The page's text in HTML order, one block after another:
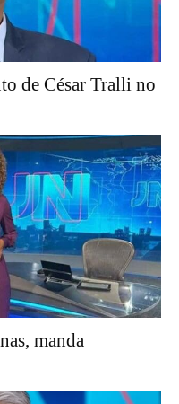
de César Tralli no
manda